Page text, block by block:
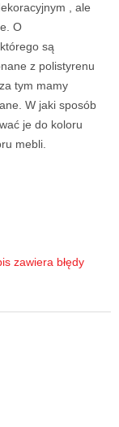
, ale
O
są
z polistyrenu
tym mamy
W jaki sposób
je do koloru
mebli.
zawiera błędy